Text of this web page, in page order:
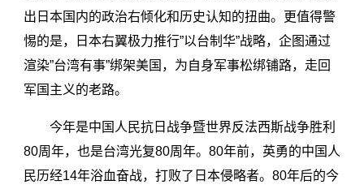
出日本国内的政治右倾化和历史认知的扭曲。更值得警
惕的是，日本右翼极力推行”以台制华”战略，企图通过
渲染”台湾有事”绑架美国，为自身军事松绑铺路，走回
军国主义的老路。
今年是中国人民抗日战争暨世界反法西斯战争胜利
80周年，也是台湾光复80周年。80年前，英勇的中国人
民历经14年浴血奋战，打败了日本侵略者。80年后的今